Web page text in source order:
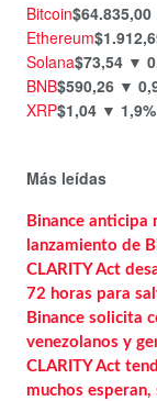
Bitcoin$64.835,00
Ethereum
Solana$73,54 ▼
BNB$590,26 ▼
XRP$1,04 ▼ 1,9%
Más leídas
Binance anticipa
lanzamiento de
CLARITY Act
72 horas para
Binance solicita
venezolanos y
CLARITY Act
muchos